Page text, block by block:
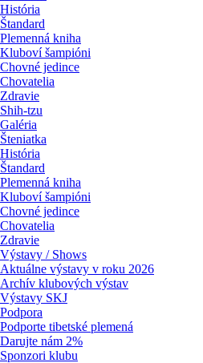
História
Štandard
Plemenná kniha
Kluboví šampióni
Chovné jedince
Chovatelia
Zdravie
Shih-tzu
Galéria
Šteniatka
História
Štandard
Plemenná kniha
Kluboví šampióni
Chovné jedince
Chovatelia
Zdravie
Výstavy / Shows
Aktuálne výstavy v roku 2026
Archív klubových výstav
Výstavy SKJ
Podpora
Podporte tibetské plemená
Darujte nám 2%
Sponzori klubu